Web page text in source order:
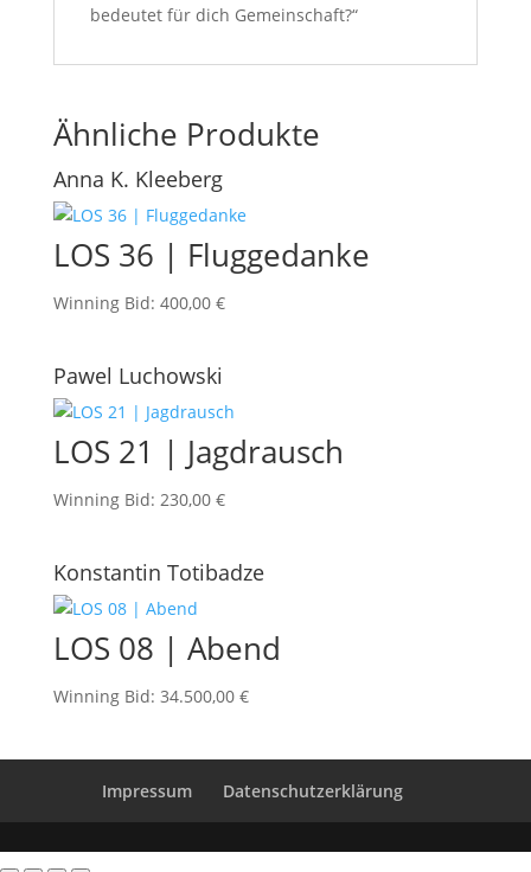
bedeutet für dich Gemeinschaft?“
Ähnliche Produkte
Anna K. Kleeberg
LOS 36 | Fluggedanke
Winning Bid: 400,00 €
Pawel Luchowski
LOS 21 | Jagdrausch
Winning Bid: 230,00 €
Konstantin Totibadze
LOS 08 | Abend
Winning Bid: 34.500,00 €
Impressum Datenschutzerklärung